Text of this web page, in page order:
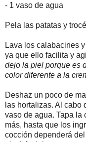
- 1 vaso de agua
Pela las patatas y
Lava los calabacines
ya que ello facilita y
dejo la piel porque es
color diferente a la
Deshaz un poco de
las hortalizas. Al cabo
vaso de agua. Tapa la
más, hasta que los
cocción dependerá